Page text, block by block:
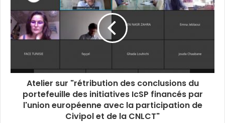
Atelier sur "rétribution des conclusions du
portefeuille des initiatives IcSP financés par
l'union européenne avec la participation de
Civipol et de la CNLCT"